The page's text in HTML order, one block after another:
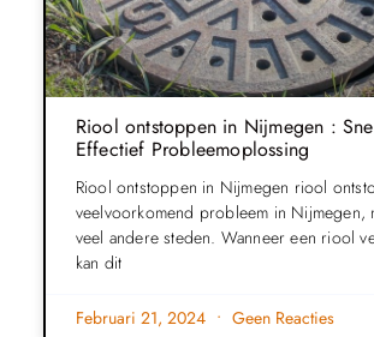
Riool ontstoppen in Nijmegen :
Effectief Probleemoplossing
Riool ontstoppen in Nijmegen riool
veelvoorkomend probleem in Nijmegen,
veel andere steden. Wanneer een riool
kan dit
Februari 21, 2024 Geen Reacties